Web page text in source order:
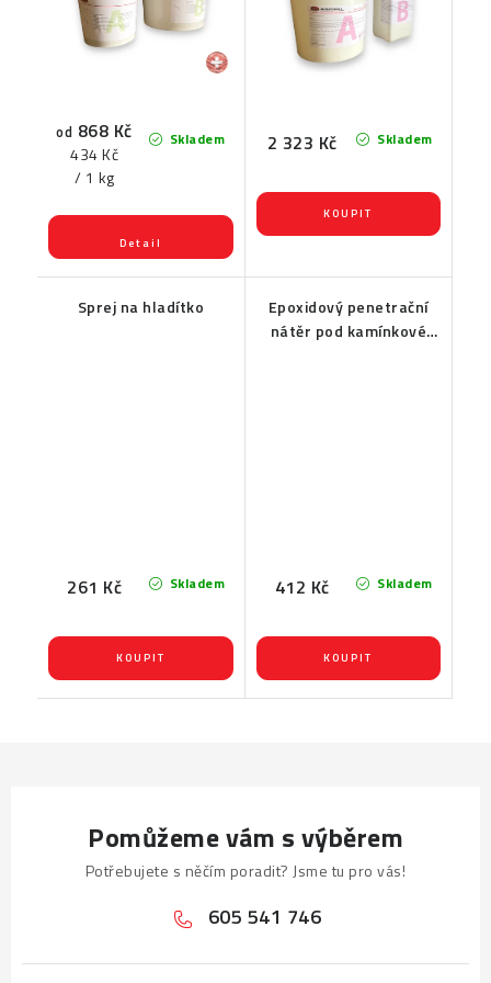
Skladem
od 868 Kč
Měrná
cena:
434 Kč
/ 1 kg
Skladem
2 323 Kč
Sprej na hladítko
Skladem
261 Kč
Epoxidový penetrační
nátěr pod kamínkové
Skladem
412 Kč
Pomůžeme vám s výběrem
Potřebujete s něčím poradit? Jsme tu pro vás!
605 541 746